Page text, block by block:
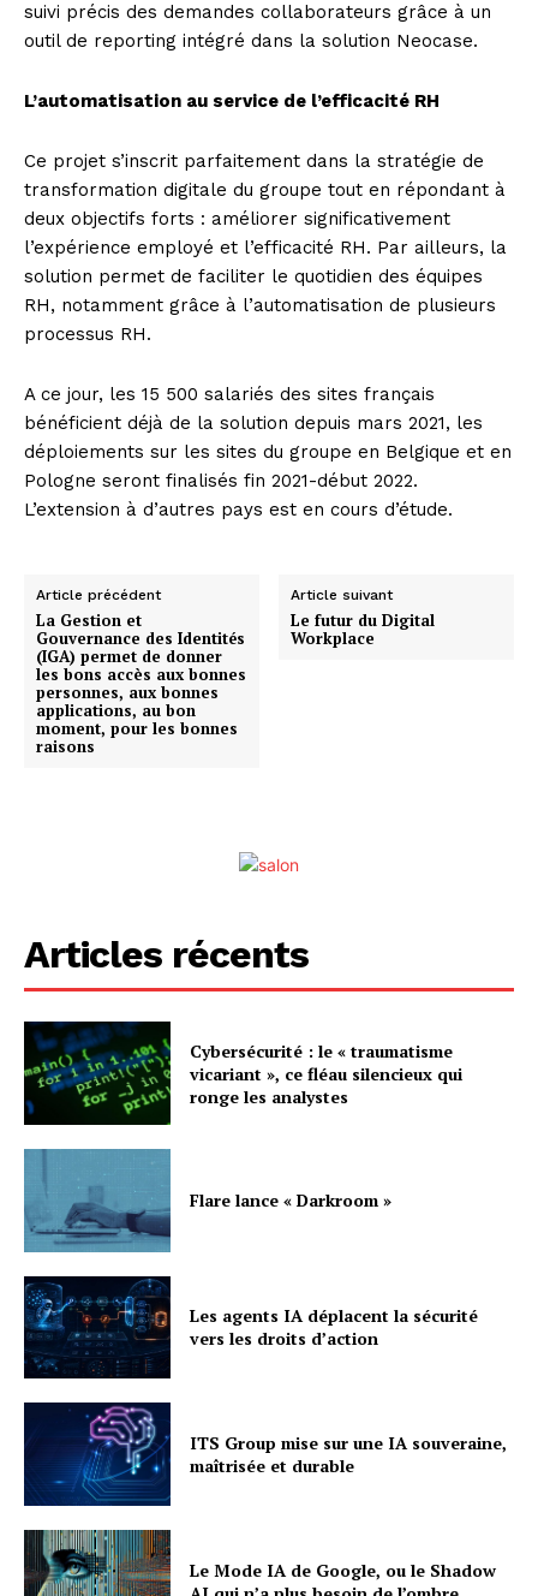
suivi précis des demandes collaborateurs grâce à un
outil de reporting intégré dans la solution Neocase.
L’automatisation au service de l’efficacité RH
Ce projet s’inscrit parfaitement dans la stratégie de
transformation digitale du groupe tout en répondant à
deux objectifs forts : améliorer significativement
l’expérience employé et l’efficacité RH. Par ailleurs, la
solution permet de faciliter le quotidien des équipes
RH, notamment grâce à l’automatisation de plusieurs
processus RH.
A ce jour, les 15 500 salariés des sites français
bénéficient déjà de la solution depuis mars 2021, les
déploiements sur les sites du groupe en Belgique et en
Pologne seront finalisés fin 2021-début 2022.
L’extension à d’autres pays est en cours d’étude.
Article précédent
La Gestion et
Gouvernance des Identités
(IGA) permet de donner
les bons accès aux bonnes
personnes, aux bonnes
applications, au bon
moment, pour les bonnes
raisons
Article suivant
Le futur du Digital
Workplace
Articles récents
Cybersécurité : le « traumatisme
vicariant », ce fléau silencieux qui
ronge les analystes
Flare lance « Darkroom »
Les agents IA déplacent la sécurité
vers les droits d’action
ITS Group mise sur une IA souveraine,
maîtrisée et durable
Le Mode IA de Google, ou le Shadow